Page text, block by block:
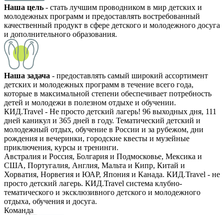
Наша цель - стать лучшим проводником в мир детских и
молодежных программ и предоставлять востребованный
качественный продукт в сфере детского и молодежного досуга
и дополнительного образования.
Наша задача - предоставлять самый широкий ассортимент
детских и молодежных программ в течение всего года,
которые в максимальной степени обеспечивает потребность
детей и молодежи в полезном отдыхе и обучении.
КИД.Travel - Не просто детский лагерь! 96 выходных дня, 111
дней каникул и 365 дней в году. Тематический детский и
молодежный отдых, обучение в России и за рубежом, дни
рождения и вечеринки, городские квесты и музейные
приключения, курсы и тренинги.
Австралия и Россия, Болгария и Подмосковье, Мексика и
США, Португалия, Англия, Мальта и Кипр, Китай и
Хорватия, Норвегия и ЮАР, Япония и Канада. КИД.Travel - не
просто детский лагерь. КИД.Travel система клубно-
тематического и эксклюзивного детского и молодежного
отдыха, обучения и досуга.
Команда